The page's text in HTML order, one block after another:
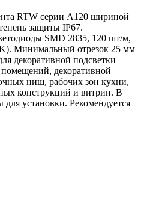
RTW серии A120 шириной
защиты IP67.
SMD 2835, 120 шт/м,
Минимальный отрезок 25 мм
декоративной подсветки
декоративной
ниш, рабочих зон кухни,
конструкций и витрин. В
установки. Рекомендуется